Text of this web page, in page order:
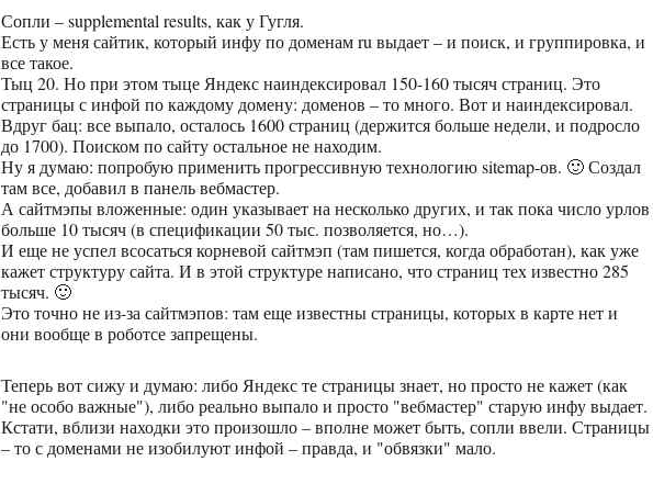
Сопли – supplemental results, как у Гугля.
Есть у меня сайтик, который инфу по доменам ru выдает – и поиск, и группировка, и
все такое.
Тыц 20. Но при этом тыце Яндекс наиндексировал 150-160 тысяч страниц. Это
страницы с инфой по каждому домену: доменов – то много. Вот и наиндексировал.
Вдруг бац: все выпало, осталось 1600 страниц (держится больше недели, и подросло
до 1700). Поиском по сайту остальное не находим.
Ну я думаю: попробую применить прогрессивную технологию sitemap-ов. 🙂 Создал
там все, добавил в панель вебмастер.
А сайтмэпы вложенные: один указывает на несколько других, и так пока число урлов
больше 10 тысяч (в спецификации 50 тыс. позволяется, но…).
И еще не успел всосаться корневой сайтмэп (там пишется, когда обработан), как уже
кажет структуру сайта. И в этой структуре написано, что страниц тех известно 285
тысяч. 🙂
Это точно не из-за сайтмэпов: там еще известны страницы, которых в карте нет и
они вообще в роботсе запрещены.
Теперь вот сижу и думаю: либо Яндекс те страницы знает, но просто не кажет (как
"не особо важные"), либо реально выпало и просто "вебмастер" старую инфу выдает.
Кстати, вблизи находки это произошло – вполне может быть, сопли ввели. Страницы
– то с доменами не изобилуют инфой – правда, и "обвязки" мало.